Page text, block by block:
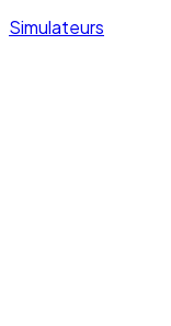
Simulateurs